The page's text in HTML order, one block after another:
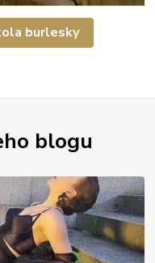
burlesky
blogu